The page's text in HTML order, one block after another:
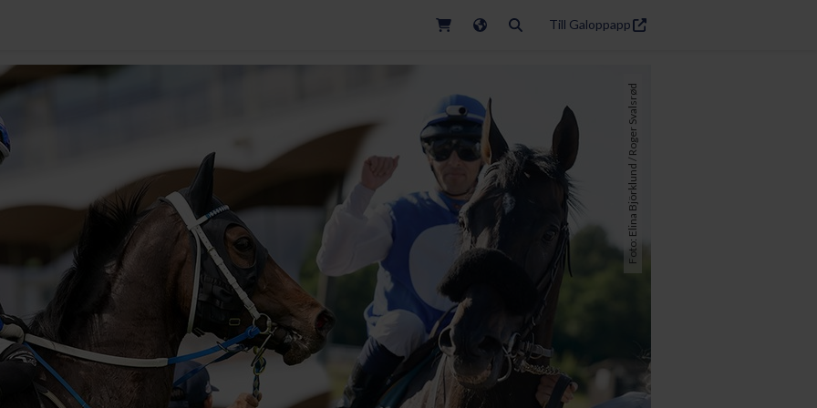
Till Galoppapp
Foto: Elina Björklund / Roger Svalsrød